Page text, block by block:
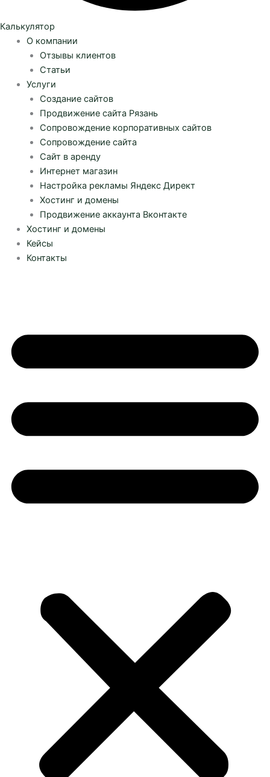
Калькулятор
О компании
Отзывы клиентов
Статьи
Услуги
Создание сайтов
Продвижение сайта Рязань
Сопровождение корпоративных сайтов
Сопровождение сайта
Сайт в аренду
Интернет магазин
Настройка рекламы Яндекс Директ
Хостинг и домены
Продвижение аккаунта Вконтакте
Хостинг и домены
Кейсы
Контакты